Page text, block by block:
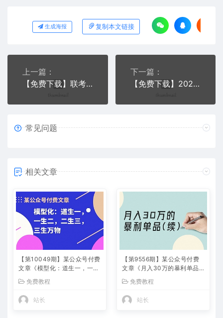
生成海报 复制本文链接
上一篇：
【免费下载】联考粉笔双师特训班助力公务员上岸（价值4980元）
下一篇：
【免费下载】2020年二级建造师【安装】VIP课件全套
常见问题
相关文章
【第10049期】某公众号付费
文章《模型化：道生一，一生
二，二生三，三生万物！》
免费教程
站长
【第9556期】某公众号付费
文章《月入30万的暴利单品
(续)》客单价三四千，非常暴
利
免费教程
站长